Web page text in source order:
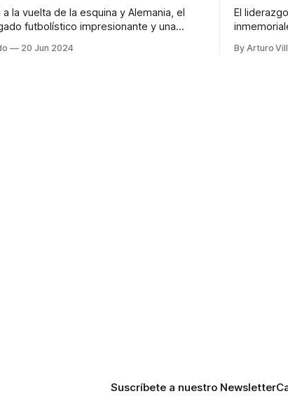
la vuelta de la esquina y Alemania, el
futbolístico impresionante y una
jugadores como para los aficionados. El
20 Jun 2024
El
dependen
By Arturo
Suscríbete a nuestro Newsletter